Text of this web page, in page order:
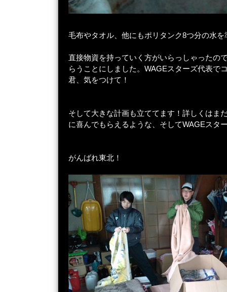
毛布やタオル、他にもポリタンク8つ分の水
直接物資を持っていく方がいらっしゃったの
らうことにしました。WAGEスターズ代表で
君、気をつけて！
そして大きな計画も立ててます！詳しくはま
に喜んでもらえるような、そしてWAGEスタ
がんばれ東北！